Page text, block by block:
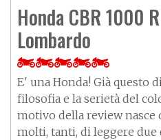
Honda CBR 1000
Lombardo
E' una Honda! Già questo
filosofia e la serietà del
motivo della review nasce
molti, tanti, di leggere due